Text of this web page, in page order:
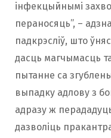
інфекцыйнымі
пераносяць”, –
падкрэсліў, што
дасць магчымасць
пытанне са
выпадку адлову з
адразу ж
дазволіць